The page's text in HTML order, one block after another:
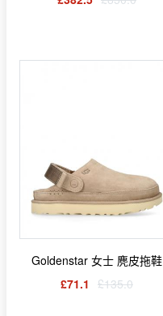
Goldenstar 女士 麂皮拖鞋
£71.1 £135.0